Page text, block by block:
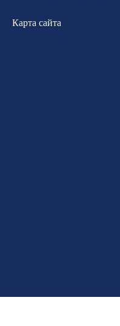
Карта сайта